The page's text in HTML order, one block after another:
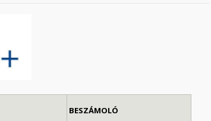
BESZÁMOLÓ